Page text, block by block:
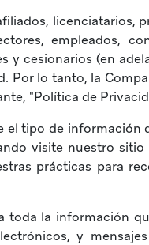
licenciatarios,
empleados,
y cesionarios (en
Por lo tanto, la
"Política de
el tipo de información
visite nuestro sitio
prácticas para
toda la información
y